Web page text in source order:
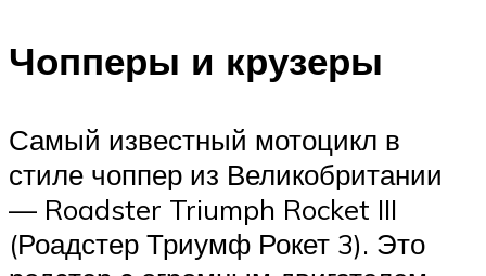
Чопперы и крузеры
Самый известный мотоцикл в
стиле чоппер из Великобритании
— Roadster Triumph Rocket III
(Роадстер Триумф Рокет 3). Это